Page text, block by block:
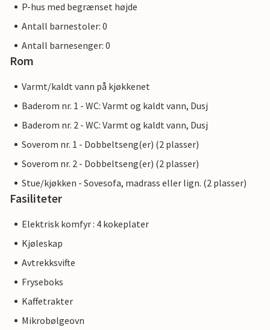
P-hus med begrænset højde
Antall barnestoler: 0
Antall barnesenger: 0
Rom
Varmt/kaldt vann på kjøkkenet
Baderom nr. 1 - WC: Varmt og kaldt vann, Dusj
Baderom nr. 2 - WC: Varmt og kaldt vann, Dusj
Soverom nr. 1 - Dobbeltseng(er) (2 plasser)
Soverom nr. 2 - Dobbeltseng(er) (2 plasser)
Stue/kjøkken - Sovesofa, madrass eller lign. (2 plasser)
Fasiliteter
Elektrisk komfyr : 4 kokeplater
Kjøleskap
Avtrekksvifte
Fryseboks
Kaffetrakter
Mikrobølgeovn